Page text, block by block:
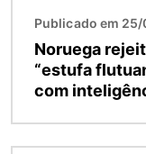
Publicado em
Noruega
“estufa
com